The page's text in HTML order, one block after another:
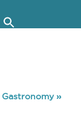
Gastronomy»